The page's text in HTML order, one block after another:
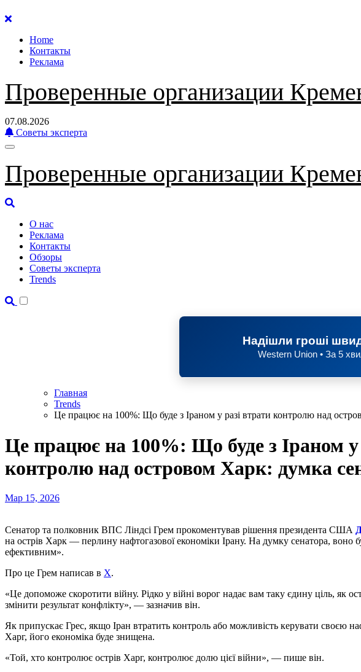
Перейти
содержанию
Home
Контакты
Реклама
Проверенные организации
07.08.2026
Советы эксперта
Проверенные организации
О нас
Реклама
Контакты
Обзоры
Советы эксперта
Trends
Надішли гроші
Western Union • За 5
Главная
Trends
Це працює на 100%: Що буде з Іраном у разі втрати контролю над
Це працює на 100%: Що буде з Іраном у
контролю над островом Харк: думка
Мар 15, 2026
Сенатор та полковник ВПС Ліндсі Грем прокоментував рішення президента США
на острів Харк — перлину нафтогазової економіки Ірану. На думку сенатора, воно
ефективним».
Про це Грем написав в X.
«Це допоможе скоротити війну. Рідко у війні ворог надає вам таку єдину ціль, як
змінити результат конфлікту», — зазначив він.
Як припускає Грес, якщо Іран втратить контроль або можливість керувати своєю
Харг, його економіка буде знищена.
«Той, хто контролює острів Харг, контролює долю цієї війни», — пише він.